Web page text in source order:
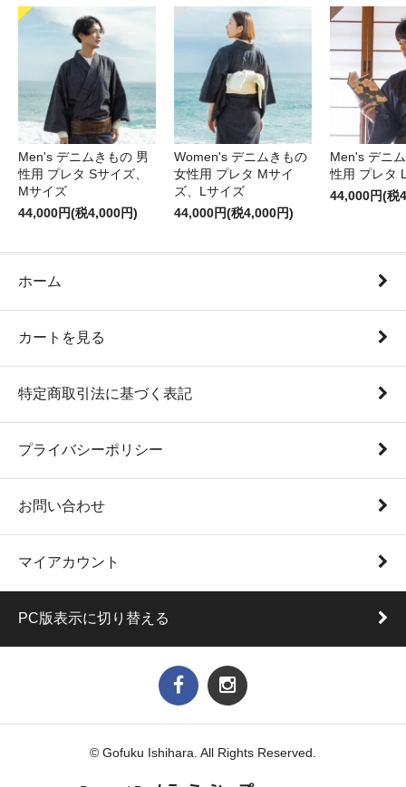
Men's デニムきもの 男
性用 プレタ Sサイズ、
Mサイズ
44,000円(税4,000円)
Women's デニムきもの
女性用 プレタ Mサイ
ズ、Lサイズ
44,000円(税4,000円)
Men's デニ
性用 プレタ
44,000円(税
ホーム
カートを見る
特定商取引法に基づく表記
プライバシーポリシー
お問い合わせ
マイアカウント
PC版表示に切り替える
© Gofuku Ishihara. All Rights Reserved.